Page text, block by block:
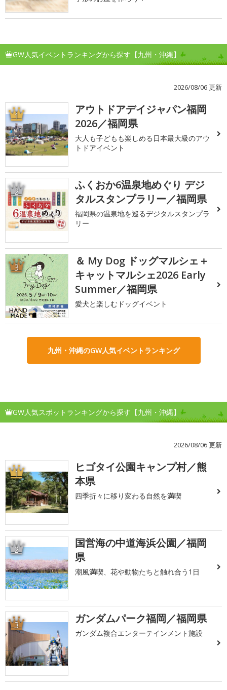
GW人気イベントランキングから探す【九州・沖縄】
2026/08/06 更新
1
アウトドアデイジャパン福岡
2026／福岡県
大人も子どもも楽しめる日本最大級のアウ
トドアイベント
2
ふくおか6温泉地めぐり デジ
タルスタンプラリー／福岡県
福岡県の温泉地を巡るデジタルスタンプラ
リー
3
＆ My Dog ドッグマルシェ＋
キャットマルシェ2026 Early
Summer／福岡県
愛犬と楽しむドッグイベント
九州・沖縄のGW人気イベントランキング
GW人気スポットランキングから探す【九州・沖縄】
2026/08/06 更新
1
ヒゴタイ公園キャンプ村／熊
本県
四季折々に移り変わる自然を満喫
2
国営海の中道海浜公園／福岡
県
潮風満喫、花や動物たちと触れ合う1日
3 ガンダムパーク福岡／福岡県
ガンダム複合エンターテインメント施設